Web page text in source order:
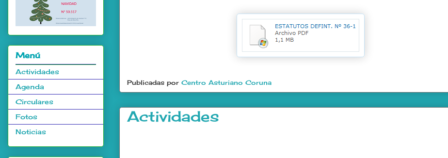
Publicadas por Centro Asturiano Coruna
Actividades
Menú
Actividades
Agenda
Circulares
Fotos
Noticias